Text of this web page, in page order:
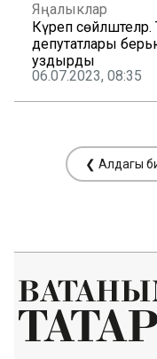
Яңалыклар
Күреп
депутатлары
уздырды
06.07.2023, 08:35
❮ Алдагы